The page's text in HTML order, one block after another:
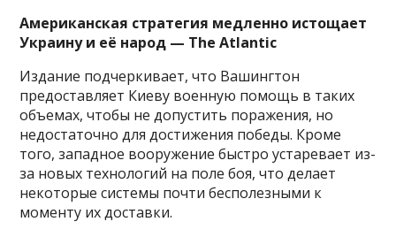
Американская стратегия медленно истощает
Украину и её народ — The Atlantic
Издание подчеркивает, что Вашингтон
предоставляет Киеву военную помощь в таких
объемах, чтобы не допустить поражения, но
недостаточно для достижения победы. Кроме
того, западное вооружение быстро устаревает из-
за новых технологий на поле боя, что делает
некоторые системы почти бесполезными к
моменту их доставки.